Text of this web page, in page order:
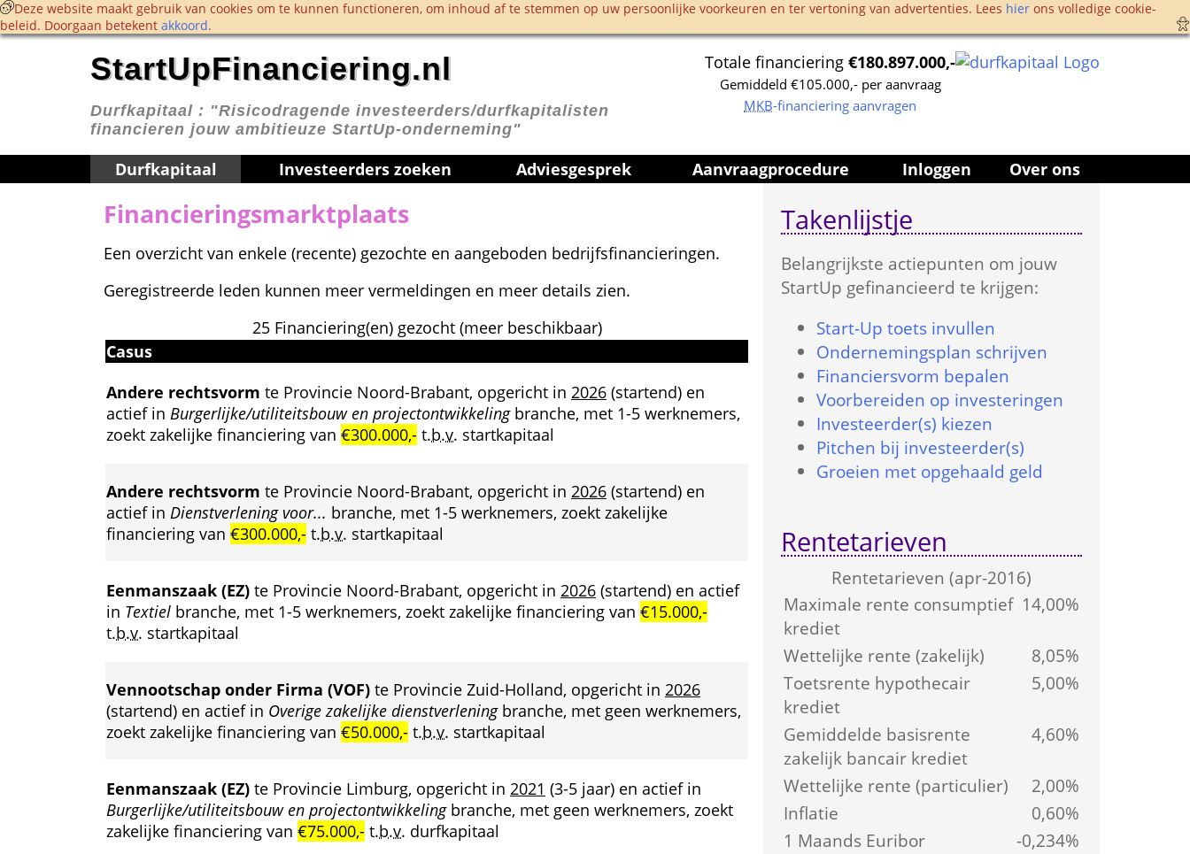
Deze website maakt gebruik van cookies om te kunnen functioneren, om inhoud af te stemmen op uw persoonlijke voorkeuren en ter vertoning van advertenties. Lees hier ons volledige cookie­
beleid. Doorgaan betekent akkoord.
Totale financiering €180.897.000,-
Gemiddeld €105.000,- per aanvraag
MKB-financiering aanvragen
StartUpFinanciering.nl
Durfkapitaal : "Risicodragende investeerders/durfkapitalisten
financieren jouw ambitieuze StartUp-onderneming"
Durfkapitaal Investeerders zoeken Advies­gesprek Aanvraag­procedure Inloggen Over ons
Financieringsmarktplaats
Een overzicht van enkele (recente) gezochte en aangeboden bedrijfsfinancieringen.
Geregistreerde leden kunnen meer vermeldingen en meer details zien.
25 Financiering(en) gezocht (meer beschikbaar)
Casus
Andere rechtsvorm te Provincie Noord-Brabant, opgericht in 2026 (startend) en
actief in Burgerlijke/utiliteitsbouw en projectontwikkeling branche, met 1-5 werknemers,
zoekt zakelijke financiering van €300.000,- t.b.v. startkapitaal
Andere rechtsvorm te Provincie Noord-Brabant, opgericht in 2026 (startend) en
actief in Dienstverlening voor... branche, met 1-5 werknemers, zoekt zakelijke
financiering van €300.000,- t.b.v. startkapitaal
Eenmanszaak (EZ) te Provincie Noord-Brabant, opgericht in 2026 (startend) en actief
in Textiel branche, met 1-5 werknemers, zoekt zakelijke financiering van €15.000,-
t.b.v. startkapitaal
Vennootschap onder Firma (VOF) te Provincie Zuid-Holland, opgericht in 2026
(startend) en actief in Overige zakelijke dienstverlening branche, met geen werknemers,
zoekt zakelijke financiering van €50.000,- t.b.v. startkapitaal
Eenmanszaak (EZ) te Provincie Limburg, opgericht in 2021 (3-5 jaar) en actief in
Burgerlijke/utiliteitsbouw en projectontwikkeling branche, met geen werknemers, zoekt
zakelijke financiering van €75.000,- t.b.v. durfkapitaal
Takenlijstje
Belangrijkste actie­punten om jouw
StartUp gefinancieerd te krijgen:
Start-Up toets in­vullen
Onder­nemings­plan schrijven
Financiers­vorm bepalen
Voorbereiden op investeringen
Investeerder(s) kiezen
Pitchen bij investeerder(s)
Groeien met opgehaald geld
Rentetarieven
Rente­tarieven (apr-2016)
Maximale rente consumptief
krediet
14,00%
Wettelijke rente (zakelijk)
8,05%
Toetsrente hypothecair
krediet
5,00%
Gemiddelde basis­rente
zakelijk bancair krediet
4,60%
Wettelijke rente (particulier)
2,00%
Inflatie
0,60%
1 Maands Euribor
-0,234%